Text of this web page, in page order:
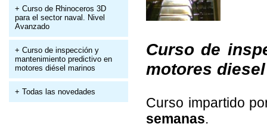
+ Curso de Rhinoceros 3D
para el sector naval. Nivel
Avanzado
+ Curso de inspección y
mantenimiento predictivo en
motores diésel marinos
+ Todas las novedades
Curso de
motores
Curso impartido
semanas.